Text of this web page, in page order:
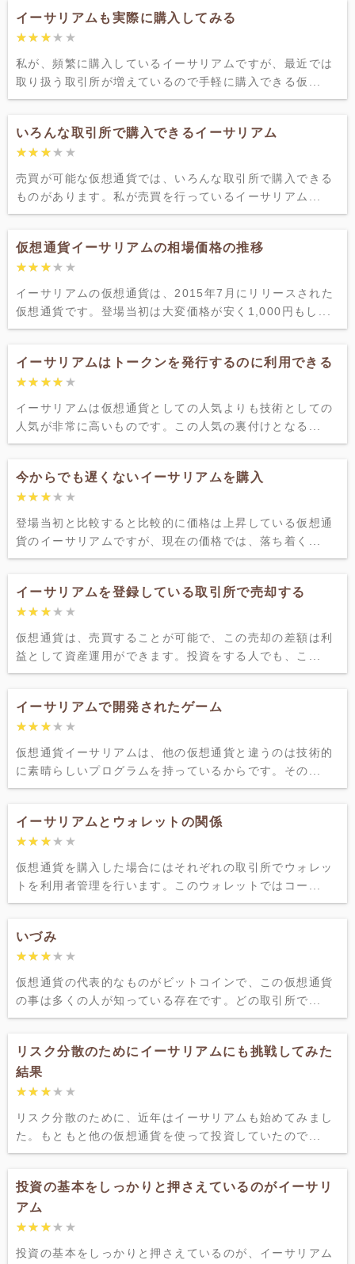
イーサリアムも実際に購入してみる
★★★★★
★★★★★
私が、頻繁に購入しているイーサリアムですが、最近では
取り扱う取引所が増えているので手軽に購入できる仮...
いろんな取引所で購入できるイーサリアム
★★★★★
★★★★★
売買が可能な仮想通貨では、いろんな取引所で購入できる
ものがあります。私が売買を行っているイーサリアム...
仮想通貨イーサリアムの相場価格の推移
★★★★★
★★★★★
イーサリアムの仮想通貨は、2015年7月にリリースされた
仮想通貨です。登場当初は大変価格が安く1,000円もし...
イーサリアムはトークンを発行するのに利用できる
★★★★★
★★★★★
イーサリアムは仮想通貨としての人気よりも技術としての
人気が非常に高いものです。この人気の裏付けとなる...
今からでも遅くないイーサリアムを購入
★★★★★
★★★★★
登場当初と比較すると比較的に価格は上昇している仮想通
貨のイーサリアムですが、現在の価格では、落ち着く...
イーサリアムを登録している取引所で売却する
★★★★★
★★★★★
仮想通貨は、売買することが可能で、この売却の差額は利
益として資産運用ができます。投資をする人でも、こ...
イーサリアムで開発されたゲーム
★★★★★
★★★★★
仮想通貨イーサリアムは、他の仮想通貨と違うのは技術的
に素晴らしいプログラムを持っているからです。その...
イーサリアムとウォレットの関係
★★★★★
★★★★★
仮想通貨を購入した場合にはそれぞれの取引所でウォレッ
トを利用者管理を行います。このウォレットではコー...
いづみ
★★★★★
★★★★★
仮想通貨の代表的なものがビットコインで、この仮想通貨
の事は多くの人が知っている存在です。どの取引所で...
リスク分散のためにイーサリアムにも挑戦してみた
結果
★★★★★
★★★★★
リスク分散のために、近年はイーサリアムも始めてみまし
た。もともと他の仮想通貨を使って投資していたので...
投資の基本をしっかりと押さえているのがイーサリ
アム
★★★★★
★★★★★
投資の基本をしっかりと押さえているのが、イーサリアム